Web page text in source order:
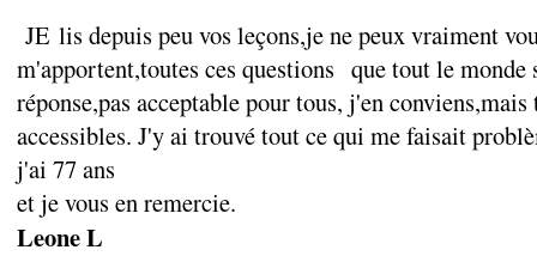
JE lis depuis peu vos leçons,je ne peux vraiment
m'apportent,toutes ces questions que tout le monde
réponse,pas acceptable pour tous, j'en
accessibles. J'y ai trouvé tout ce qui me faisait
j'ai 77 ans
et je vous en remercie.
Leone L